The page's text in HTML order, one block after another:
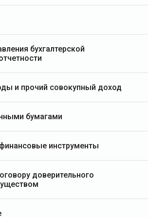
бухгалтерской
и прочий совокупный доход
бумагами
инструменты
доверительного